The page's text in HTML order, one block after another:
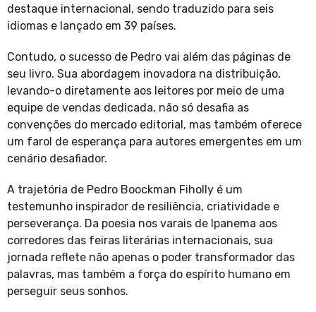
destaque internacional, sendo traduzido para seis
idiomas e lançado em 39 países.
Contudo, o sucesso de Pedro vai além das páginas de
seu livro. Sua abordagem inovadora na distribuição,
levando-o diretamente aos leitores por meio de uma
equipe de vendas dedicada, não só desafia as
convenções do mercado editorial, mas também oferece
um farol de esperança para autores emergentes em um
cenário desafiador.
A trajetória de Pedro Boockman Fiholly é um
testemunho inspirador de resiliência, criatividade e
perseverança. Da poesia nos varais de Ipanema aos
corredores das feiras literárias internacionais, sua
jornada reflete não apenas o poder transformador das
palavras, mas também a força do espírito humano em
perseguir seus sonhos.